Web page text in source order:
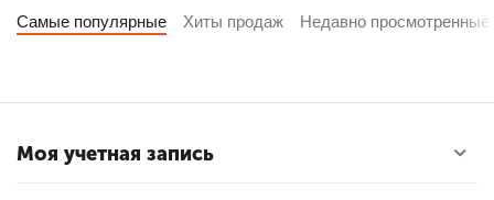
Самые популярные Хиты продаж Недавно просмотренные
Моя учетная запись